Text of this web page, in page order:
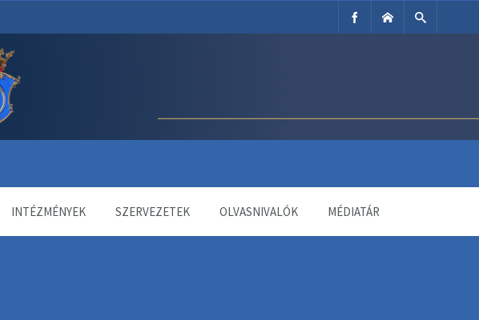
INTÉZMÉNYEK SZERVEZETEK OLVASNIVALÓK MÉDIATÁR